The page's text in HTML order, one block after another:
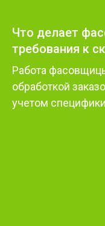
Что делает
требования к
Работа
обработкой
учетом